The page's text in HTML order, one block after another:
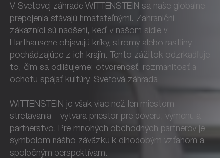
V Svetovej záhrade WITTENSTEIN sa naše globálne
prepojenia stávajú hmatateľnými. Zahraniční
zákazníci sú nadšení, keď v našom sídle v
Harthausene objavujú kríky, stromy alebo rastliny
pochádzajúce z ich krajín. Tento zážitok odzrkadľuje
to, čím sa odlišujeme: otvorenosť, rozmanitosť a
ochotu spájať kultúry. Svetová záhrada
WITTENSTEIN je však viac než len miestom
stretávania – vytvára priestor pre dôveru, výmenu a
partnerstvo. Pre mnohých obchodných partnerov je
symbolom nášho záväzku k dlhodobým vzťahom a
spoločným perspektívam.